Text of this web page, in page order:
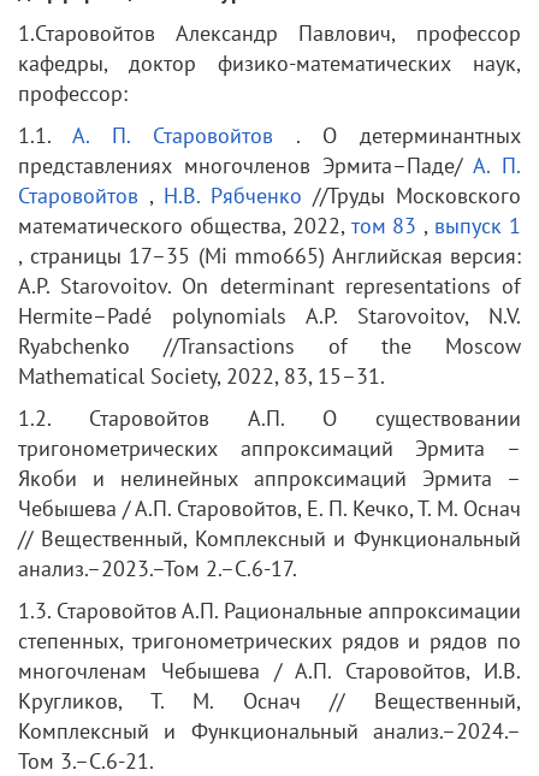
1.Старовойтов Александр Павлович, профессор
кафедры, доктор физико-математических наук,
профессор:
1.1. А. П. Старовойтов . О детерминантных
представлениях многочленов Эрмита–Паде/ А. П.
Старовойтов ,Н.В. Рябченко //Труды Московского
математического общества, 2022, том 83 ,выпуск 1
, страницы 17–35 (Mi mmo665) Английская версия:
A.P. Starovoitov. On determinant representations of
Hermite–Padé polynomials A.P. Starovoitov, N.V.
Ryabchenko //Transactions of the Moscow
Mathematical Society, 2022, 83, 15–31.
1.2. Старовойтов А.П. О существовании
тригонометрических аппроксимаций Эрмита –
Якоби и нелинейных аппроксимаций Эрмита –
Чебышева / А.П. Старовойтов, Е. П. Кечко, Т. М. Оснач
// Вещественный, Комплексный и Функциональный
анализ.–2023.–Том 2.–С.6-17.
1.3. Старовойтов А.П. Рациональные аппроксимации
степенных, тригонометрических рядов и рядов по
многочленам Чебышева / А.П. Старовойтов, И.В.
Кругликов, Т. М. Оснач // Вещественный,
Комплексный и Функциональный анализ.–2024.–
Том 3.–С.6-21.